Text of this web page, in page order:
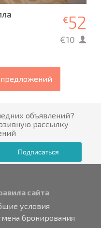
€52
€10
объявлений?
рассылку
Подписаться
сайта
условия
бронирования